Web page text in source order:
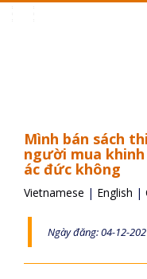
Mình bán sách
người mua
ác đức không
Vietnamese | English |
Ngày đăng: 04-12-